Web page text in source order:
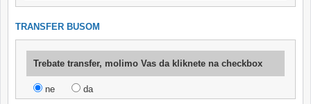
TRANSFER BUSOM
Trebate transfer, molimo Vas da kliknete na checkbox
ne da